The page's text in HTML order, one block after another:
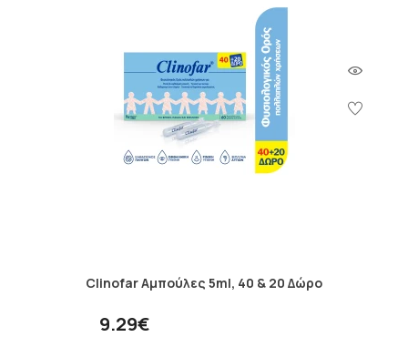
Clinofar Aμπούλες 5ml, 40 & 20 Δώρο
9.29€